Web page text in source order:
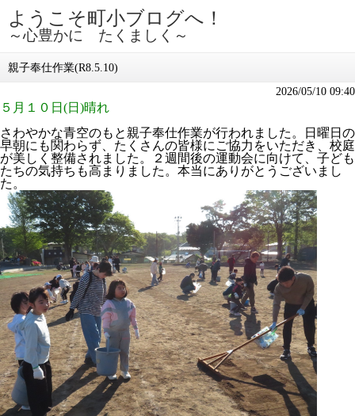
ようこそ町小ブログへ！
～心豊かに たくましく～
親子奉仕作業(R8.5.10)
2026/05/10 09:40
５月１０日(日)晴れ
さわやかな青空のもと親子奉仕作業が行われました。日曜日の
早朝にも関わらず、たくさんの皆様にご協力をいただき、校庭
が美しく整備されました。２週間後の運動会に向けて、子ども
たちの気持ちも高まりました。本当にありがとうございまし
た。